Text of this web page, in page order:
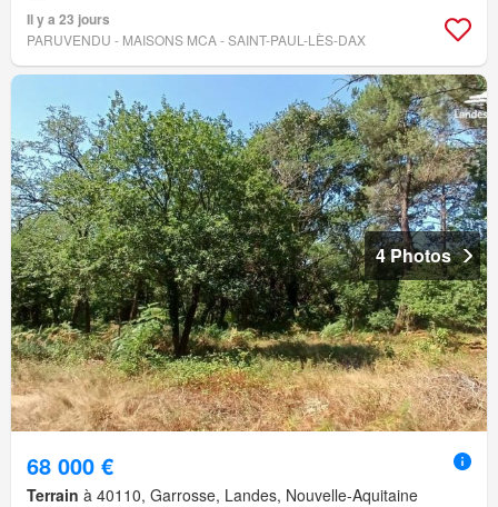
Il y a 23 jours
PARUVENDU - MAISONS MCA - SAINT-PAUL-LÈS-DAX
4 Photos
68 000 €
Terrain à 40110, Garrosse, Landes, Nouvelle-Aquitaine